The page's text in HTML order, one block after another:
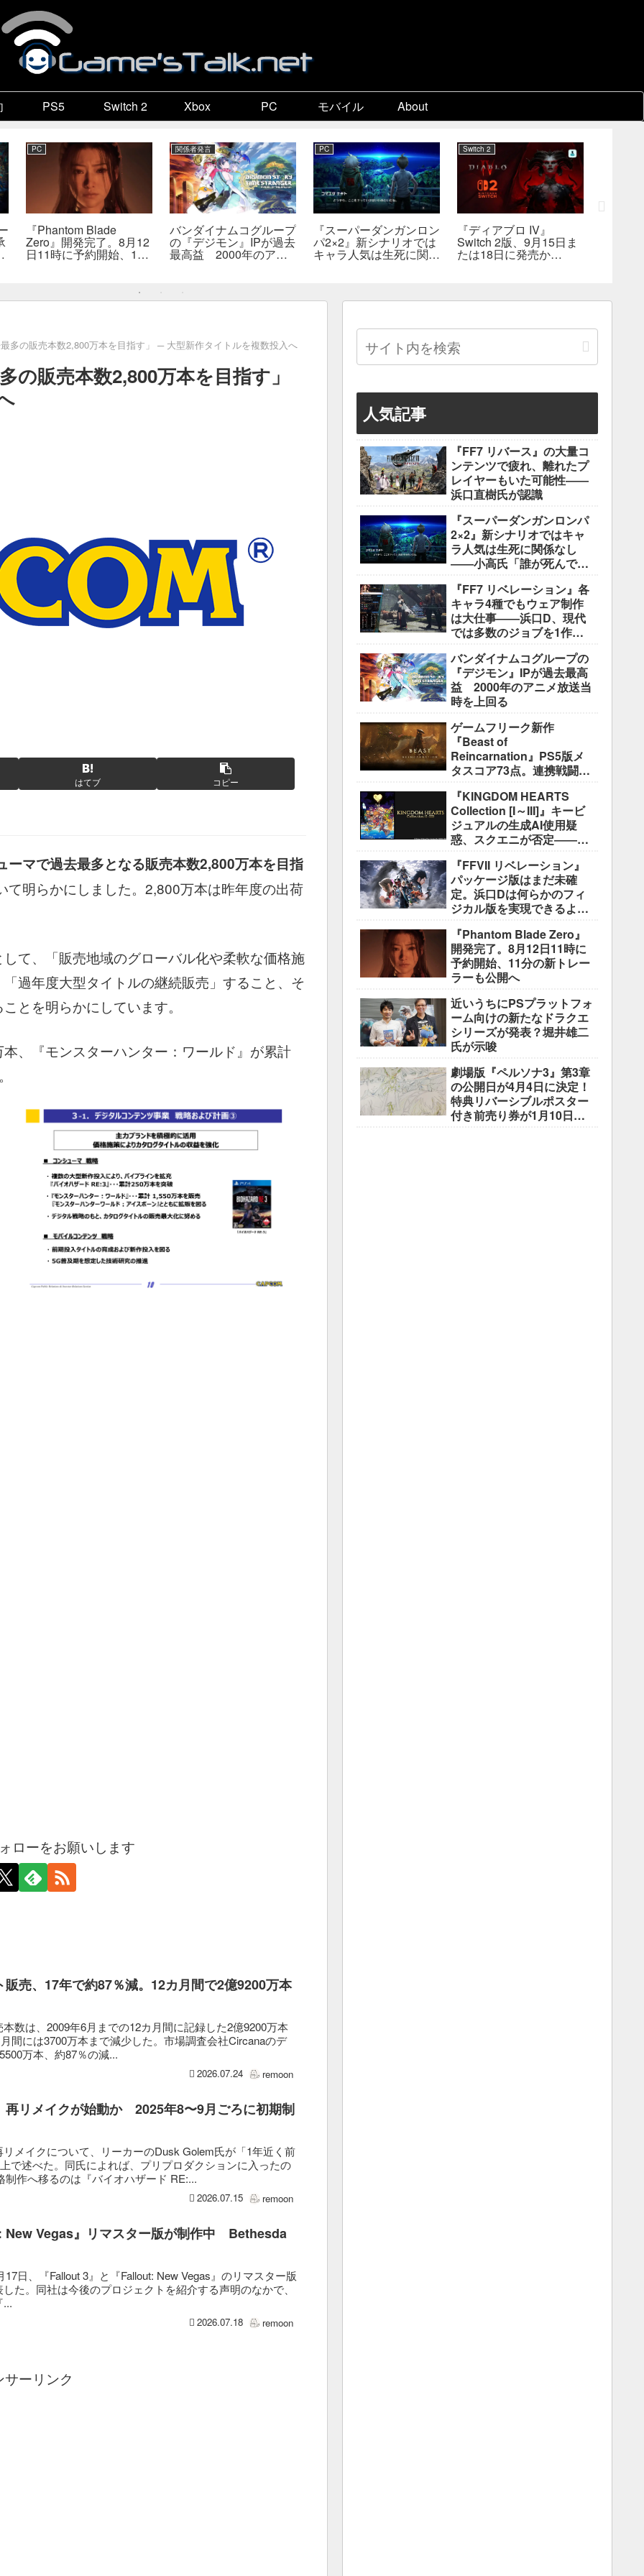
PS5 Switch 2 Xbox PC モバイル About
PC
『Phantom Blade
Zero』開発完了。8月12
日11時に予約開始、11
関係者発言
バンダイナムコグループ
の『デジモン』IPが過去
最高益 2000年のアニ
PC
『スーパーダンガンロン
パ2×2』新シナリオでは
キャラ人気は生死に関係
Switch 2
『ディアブロ IV』
Switch 2版、9月15日ま
たは18日に発売か
多の販売本数2,800万本を目指す」 ─ 大型新作タイトルを複数投入へ
の販売本数2,800万本を目指す」
はてブ コピー
ーマで過去最多となる販売本数2,800万本を目指
明らかにしました。2,800万本は昨年度の出荷
て、「販売地域のグローバル化や柔軟な価格施
過年度大型タイトルの継続販売」すること、そ
とを明らかにしています。
、『モンスターハンター：ワールド』が累計
ローをお願いします
売、17年で約87％減。12カ月間で2億9200万本
数は、2009年6月までの12カ月間に記録した2億9200万本
間には3700万本まで減少した。市場調査会社Circanaのデ
万本、約87％の減...
2026.07.24 remoon
再リメイクが始動か 2025年8〜9月ごろに初期制
メイクについて、リーカーのDusk Golem氏が「1年近く前
で述べた。同氏によれば、プリプロダクションに入ったの
制作へ移るのは『バイオハザード RE:...
2026.07.15 remoon
Vegas』リマスター版が制作中 Bethesda
日、『Fallout 3』と『Fallout: New Vegas』のリマスター版
た。同社は今後のプロジェクトを紹介する声明のなかで、
...
2026.07.18 remoon
サーリンク
人気記事
『FF7 リバース』の大量コ
ンテンツで疲れ、離れたプ
レイヤーもいた可能性――
浜口直樹氏が認識
『スーパーダンガンロンパ
2×2』新シナリオではキャ
ラ人気は生死に関係なし
――小高氏「誰が死んでも
で」
『FF7 リベレーション』各
キャラ4種でもウェア制作
は大仕事――浜口D、現代
では多数のジョブを1作に
説明
バンダイナムコグループの
『デジモン』IPが過去最高
益 2000年のアニメ放送当
時を上回る
ゲームフリーク新作
『Beast of
Reincarnation』PS5版メ
タスコア73点。連携戦闘は
き”には不満
『KINGDOM HEARTS
Collection [I～III]』キービ
ジュアルの生成AI使用疑
惑、スクエニが否定――不
ス」
『FFVII リベレーション』
パッケージ版はまだ未確
定。浜口Dは何らかのフィ
ジカル版を実現できるよう
『Phantom Blade Zero』
開発完了。8月12日11時に
予約開始、11分の新トレー
ラーも公開へ
近いうちにPSプラットフォ
ーム向けの新たなドラクエ
シリーズが発表？堀井雄二
氏が示唆
劇場版『ペルソナ3』第3章
の公開日が4月4日に決定！
特典リバーシブルポスター
付き前売り券が1月10日よ